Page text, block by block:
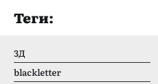
Теги:
3Д
blackletter